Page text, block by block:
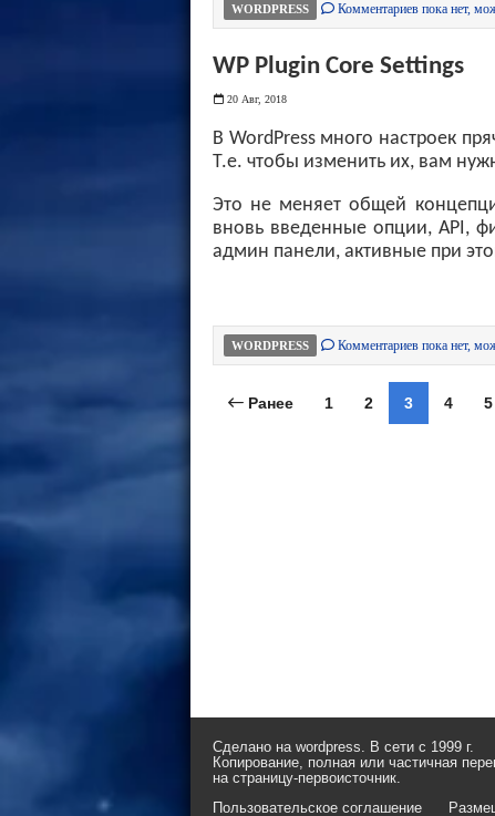
WORDPRESS Комментариев пока нет,
WP Plugin Core Settings
20 Авг, 2018
В WordPress много настроек
Т.е. чтобы изменить их, вам
Это не меняет общей
вновь введенные опции, API,
админ панели, активные при
WORDPRESS Комментариев пока нет,
Ранее 1 2 3 4 5
Сделано на wordpress. В сети с 1999 г.
Копирование, полная или частичная
на страницу-первоисточник.
Пользовательское соглашение